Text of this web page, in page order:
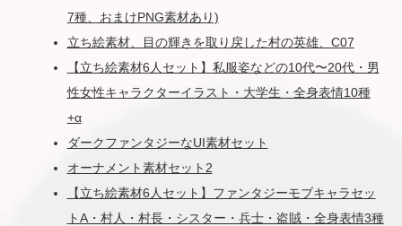
7種、おまけPNG素材あり)
立ち絵素材、目の輝きを取り戻した村の英雄、C07
【立ち絵素材6人セット】私服姿などの10代〜20代・男
性女性キャラクターイラスト・大学生・全身表情10種
+α
ダークファンタジーなUI素材セット
オーナメント素材セット2
【立ち絵素材6人セット】ファンタジーモブキャラセッ
トA・村人・村長・シスター・兵士・盗賊・全身表情3種